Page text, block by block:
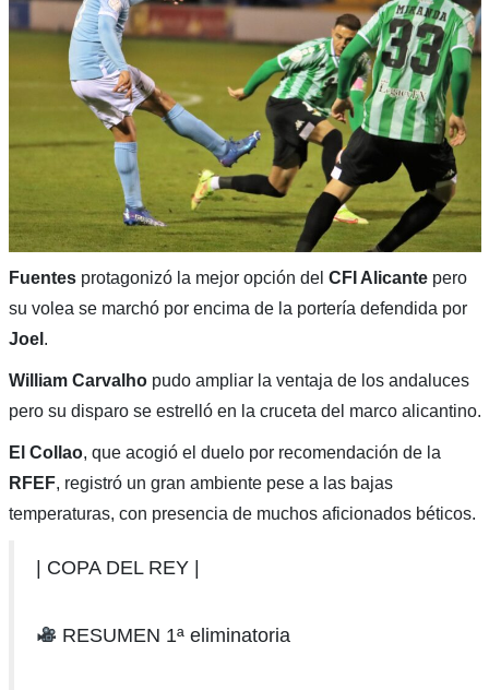
Fuentesprotagonizó la mejor opción del CFI Alicantepero
su volea se marchó por encima de la portería defendida por
Joel .
William Carvalhopudo ampliar la ventaja de los andaluces
pero su disparo se estrelló en la cruceta del marco alicantino.
El Collao, que acogió el duelo por recomendación de la
RFEF, registró un gran ambiente pese a las bajas
temperaturas, con presencia de muchos aficionados béticos.
| COPA DEL REY |
RESUMEN 1ª eliminatoria